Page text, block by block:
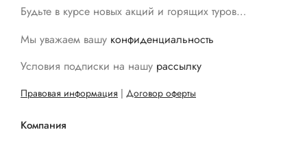
Будьте в курсе новых акций и горящих туров…
Мы уважаем вашу конфиденциальность
Условия подписки на нашу рассылку
Правовая информация | Договор оферты
Компания